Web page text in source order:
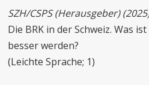
SZH/CSPS (Herausgeber)
Die BRK in der Schweiz. Was
besser werden?
(Leichte Sprache; 1)